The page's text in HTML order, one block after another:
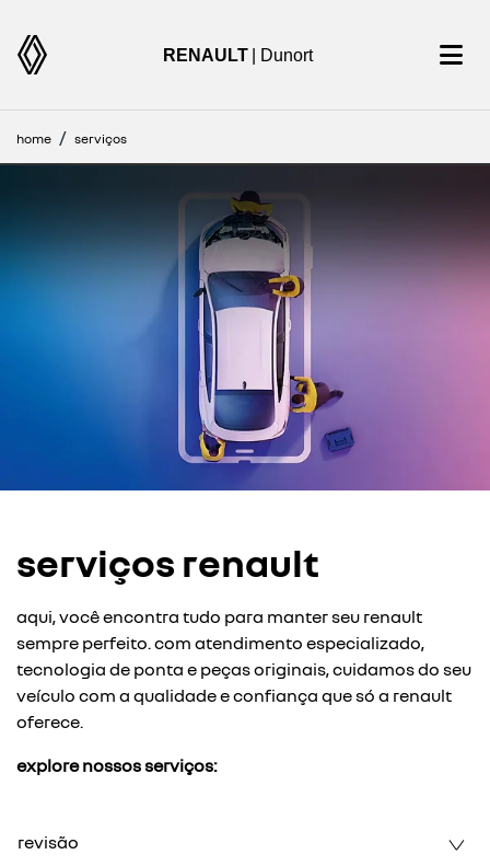
RENAULT | Dunort
home serviços
serviços renault
aqui, você encontra tudo para manter seu renault
sempre perfeito. com atendimento especializado,
tecnologia de ponta e peças originais, cuidamos do seu
veículo com a qualidade e confiança que só a renault
oferece.
explore nossos serviços:
revisão